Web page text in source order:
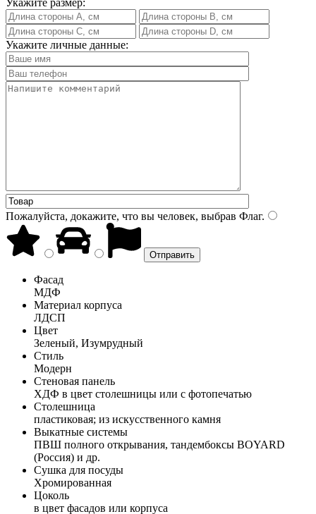
Укажите личные данные:
Пожалуйста, докажите, что вы человек, выбрав Флаг.
Фасад
МДФ
Материал корпуса
ЛДСП
Цвет
Зеленый, Изумрудный
Стиль
Модерн
Стеновая панель
ХДФ в цвет столешницы или с фотопечатью
Столешница
пластиковая; из искусственного камня
Выкатные системы
ПВШ полного открывания, тандембоксы BOYARD
(Россия) и др.
Сушка для посуды
Хромированная
Цоколь
в цвет фасадов или корпуса